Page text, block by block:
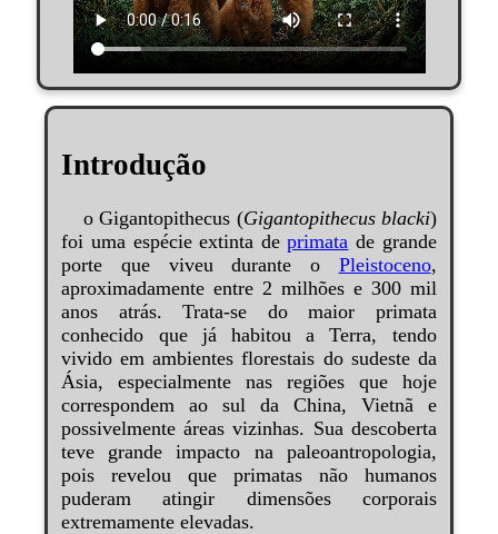
Introdução
o Gigantopithecus (Gigantopithecus blacki)
foi uma espécie extinta deprimata de grande
porte que viveu durante o Pleistoceno,
aproximadamente entre 2 milhões e 300 mil
anos atrás. Trata-se do maior primata
conhecido que já habitou a Terra, tendo
vivido em ambientes florestais do sudeste da
Ásia, especialmente nas regiões que hoje
correspondem ao sul da China, Vietnã e
possivelmente áreas vizinhas. Sua descoberta
teve grande impacto na paleoantropologia,
pois revelou que primatas não humanos
puderam atingir dimensões corporais
extremamente elevadas.